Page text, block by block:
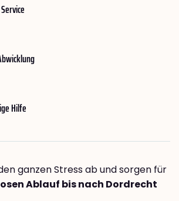
Hilfe
ganzen Stress ab und sorgen für
Ablauf bis nach Dordrecht